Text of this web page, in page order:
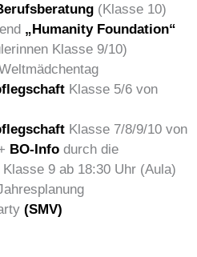
(Klasse 10)
„Humanity Foundation“
Klasse 9/10)
Klasse 5/6 von
Klasse 7/8/9/10 von
BO-Info durch die
9 ab 18:30 Uhr (Aula)
(SMV)